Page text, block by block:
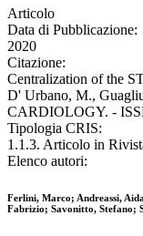
Articolo
Data di Pubblicazione:
2020
Citazione:
Centralization of the
D' Urbano, M.,
CARDIOLOGY. -
Tipologia CRIS:
1.1.3. Articolo in
Elenco autori:
Ferlini, Marco; Andreassi,
Fabrizio; Savonitto, Stefano;